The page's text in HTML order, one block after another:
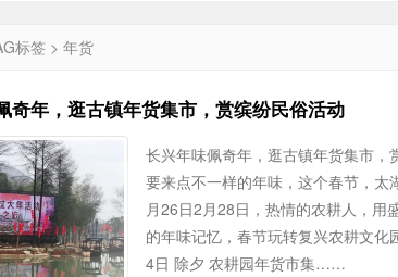
标签 > 年货
奇年，逛古镇年货集市，赏缤纷民俗活动
长兴年味佩奇年，逛古镇年货集市
要来点不一样的年味，这个春节，太
月26日2月28日，热情的农耕人，用
的年味记忆，春节玩转复兴农耕文
4日 除夕 农耕园年货市集……